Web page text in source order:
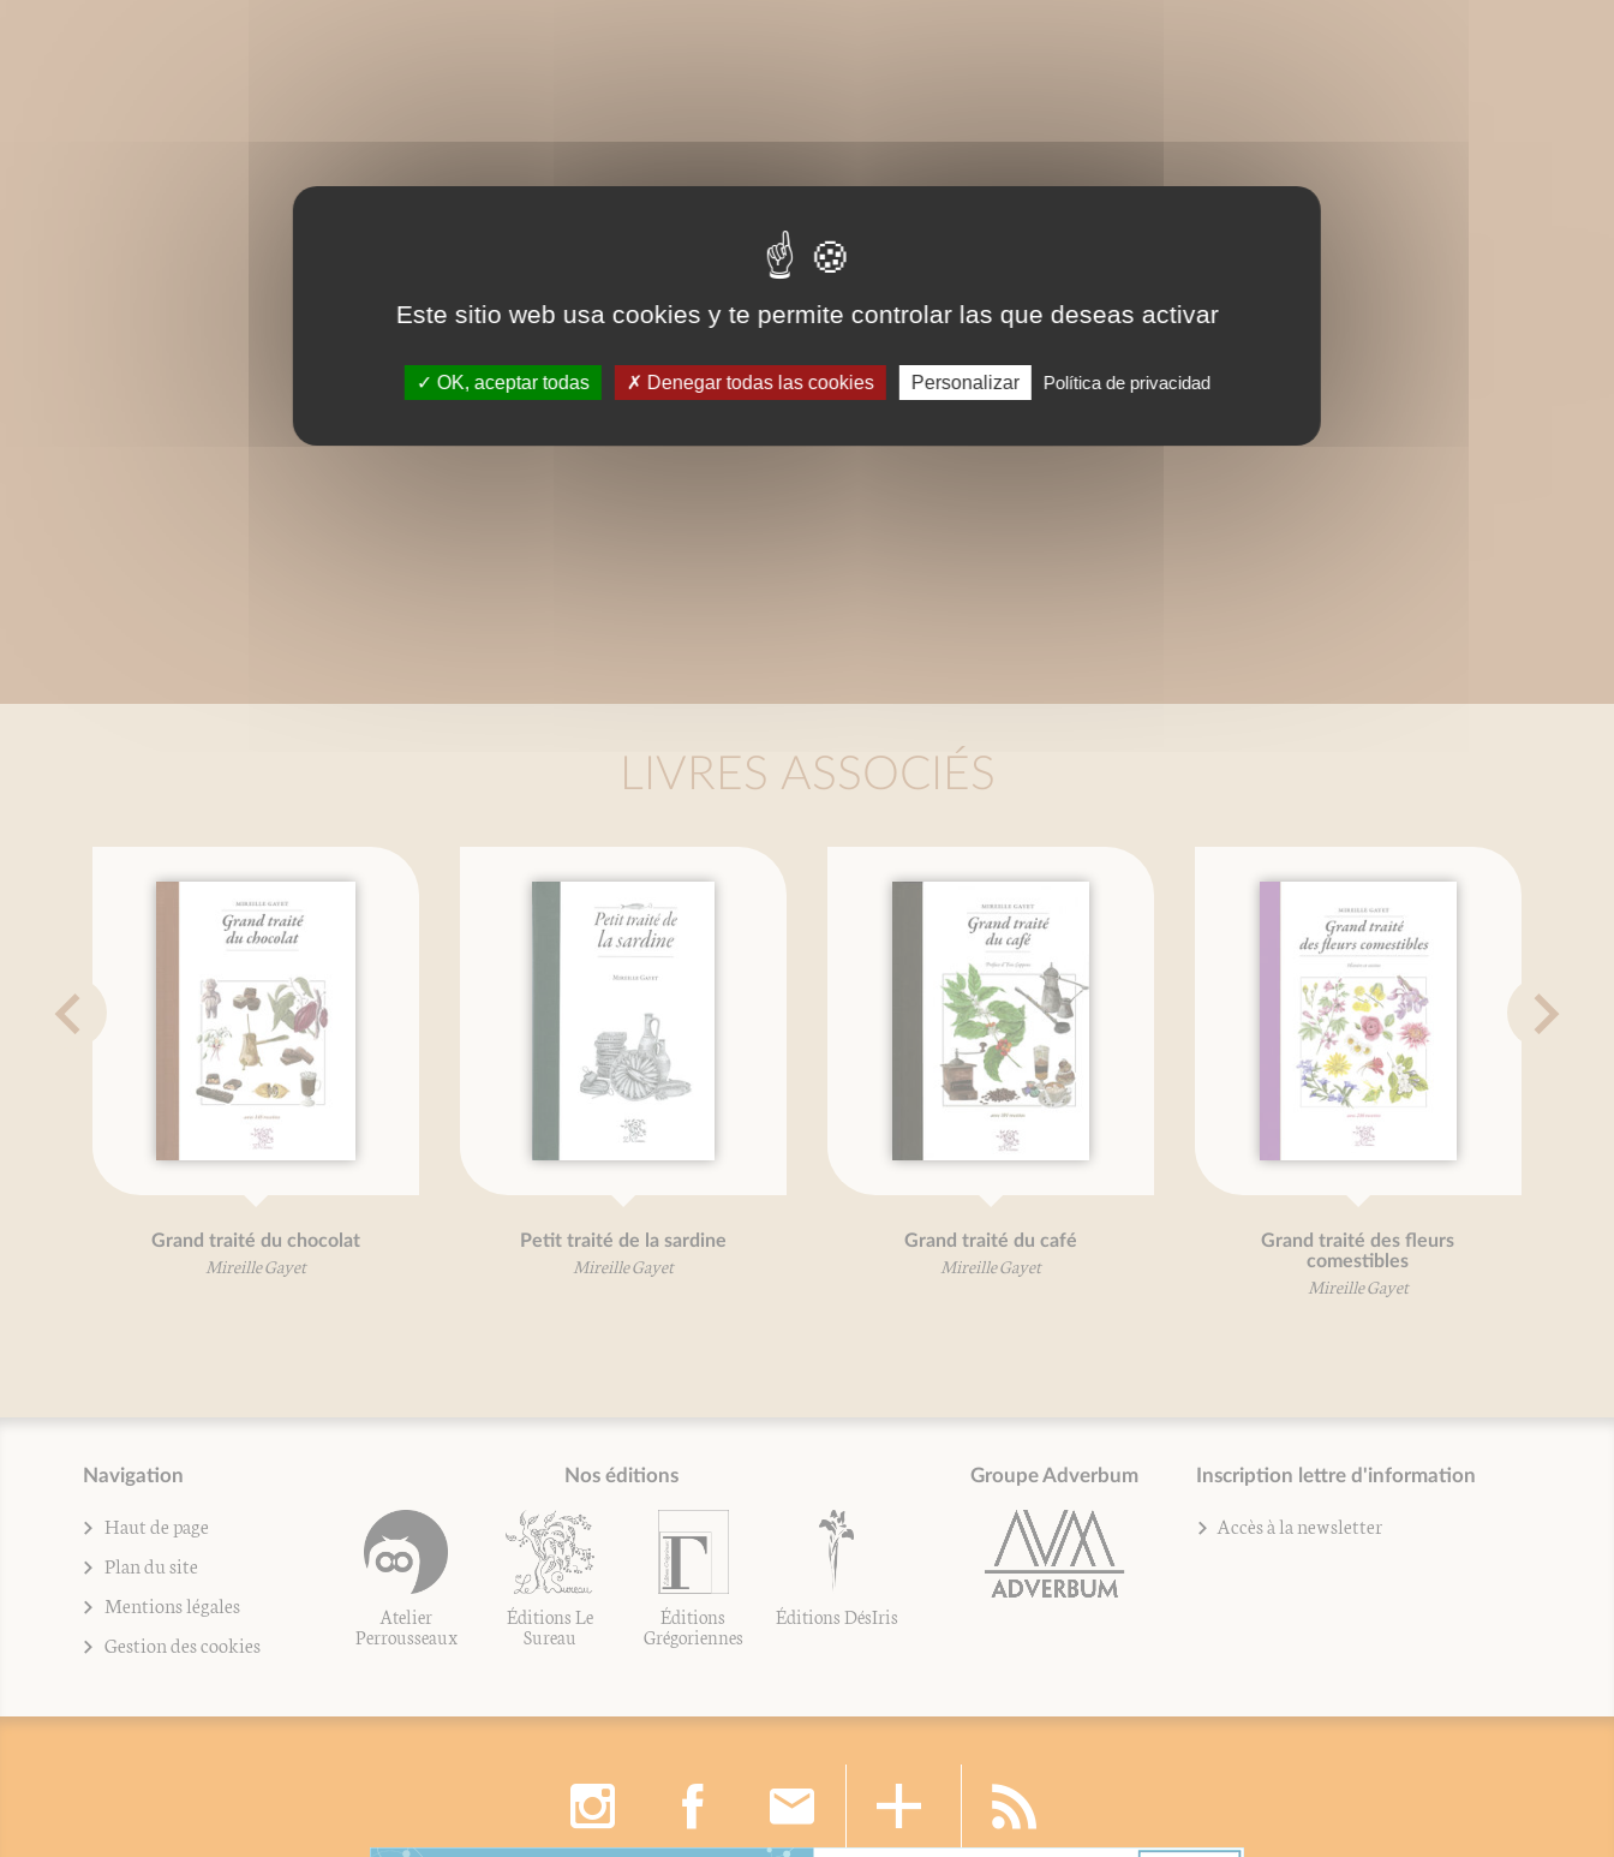
LIVRES ASSOCIÉS
Grand traité du chocolat
Mireille Gayet
Petit traité de la sardine
Mireille Gayet
Grand traité du café
Mireille Gayet
Grand traité des fleurs
comestibles
Mireille Gayet
Navigation
Haut de page
Plan du site
Mentions légales
Gestion des cookies
Nos éditions
Atelier
Perrousseaux
Éditions Le
Sureau
Éditions
Grégoriennes
Éditions DésIris
Groupe Adverbum Inscription lettre d'information
Accès à la newsletter
Este sitio web usa cookies y te permite controlar las que deseas activar
OK, aceptar todas Denegar todas las cookies Personalizar Política de privacidad